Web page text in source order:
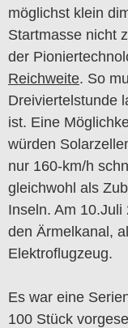
möglichst klein
Startmasse nicht
der
Reichweite. So
Dreiviertelstunde
ist. Eine
würden
nur 160-km/h
gleichwohl als
Inseln. Am
den Ärmelkanal,
Elektroflugzeug.
Es war eine
100 Stück